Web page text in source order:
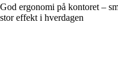
God ergonomi på kontoret –
stor effekt i hverdagen